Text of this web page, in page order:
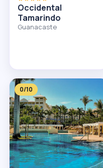
Occidental
Tamarindo
Guanacaste
0/10